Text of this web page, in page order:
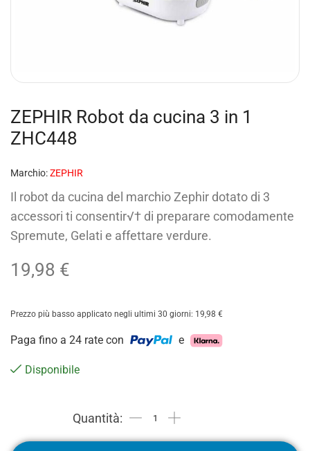
ZEPHIR Robot da cucina 3 in 1
ZHC448
Marchio:ZEPHIR
Il robot da cucina del marchio Zephir dotato di 3
accessori ti consentir√† di preparare comodamente
Spremute, Gelati e affettare verdure.
19,98 €
Prezzo più basso applicato negli ultimi 30 giorni: 19,98 €
Paga fino a 24 rate con e
Disponibile